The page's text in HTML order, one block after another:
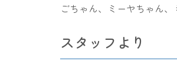
ごちゃん、ミーヤちゃん
スタッフより